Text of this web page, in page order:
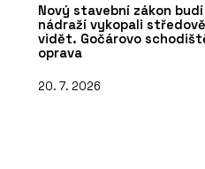
Nový stavební zákon
nádraží vykopali
vidět. Gočárovo
oprava
20. 7. 2026